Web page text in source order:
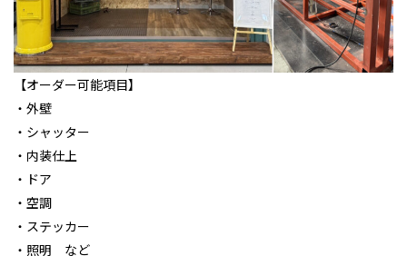
【オーダー可能項目】
・外壁
・シャッター
・内装仕上
・ドア
・空調
・ステッカー
・照明 など